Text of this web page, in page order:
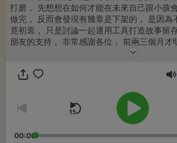
打磨， 先想想在如何才能在未來自己跟小孩
做完， 反而會發現有幾章是下架的， 是因為
竟初衷， 只是討論一起運用工具打造故事留
朋友的支持， 非常感謝各位， 前兩三個月才
者說， 看到留言跟支持我是持續創作的動力
維後，基本也接近尾聲， 諸葛亮去世自己也
之，很感謝各位喜歡， 有任何覺得不順可以
感謝！ . 從前，聽朋友聊到， 不管長多大，
小木屋。 . 這些故事， 是我想跟孩子一起打
回憶可以陪伴他 . 頻道電腦語言，多人說故
00:00